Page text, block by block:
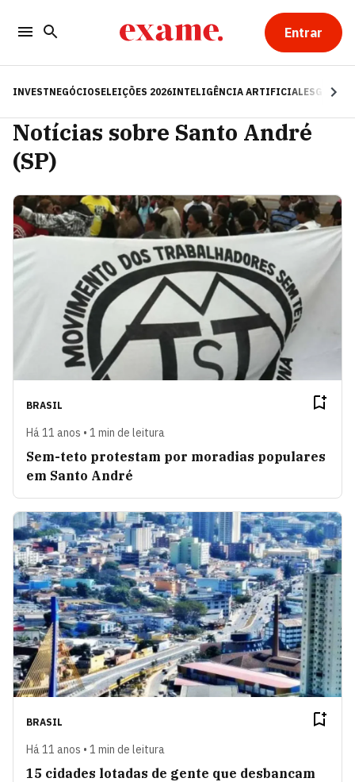
Entrar
INVESTNEGÓCIOSELEIÇÕES 2026INTELIGÊNCIA ARTIFICIALESG
Notícias sobre Santo André
(SP)
BRASIL
Há 11 anos • 1 min de leitura
Sem-teto protestam por moradias populares
em Santo André
BRASIL
Há 11 anos • 1 min de leitura
15 cidades lotadas de gente que desbancam